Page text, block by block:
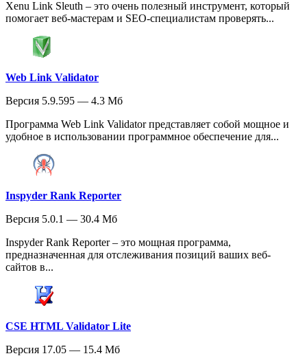
Xenu Link Sleuth – это очень полезный инструмент, который
помогает веб-мастерам и SEO-специалистам проверять...
Web Link Validator
Версия 5.9.595 — 4.3 Мб
Программа Web Link Validator представляет собой мощное и
удобное в использовании программное обеспечение для...
Inspyder Rank Reporter
Версия 5.0.1 — 30.4 Мб
Inspyder Rank Reporter – это мощная программа,
предназначенная для отслеживания позиций ваших веб-
сайтов в...
CSE HTML Validator Lite
Версия 17.05 — 15.4 Мб